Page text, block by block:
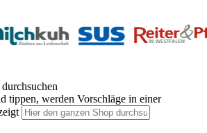
tippen, werden Vorschläge in einer